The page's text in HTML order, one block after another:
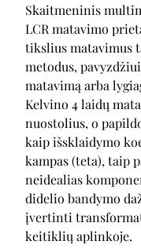
Skaitmeninis
LCR matavimo
tikslius matavimus
metodus,
matavimą arba
Kelvino 4 laidų
nuostolius, o
kaip išsklaidymo
kampas (teta), taip
neidealias
didelio bandymo
įvertinti
keitiklių aplinkoje.